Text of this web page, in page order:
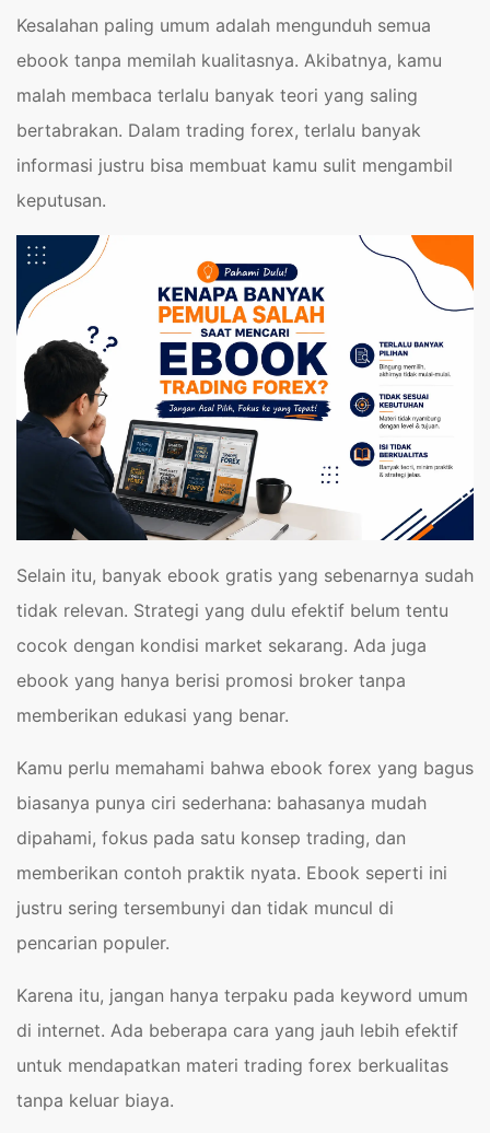
Kesalahan paling umum adalah mengunduh semua
ebook tanpa memilah kualitasnya. Akibatnya, kamu
malah membaca terlalu banyak teori yang saling
bertabrakan. Dalam trading forex, terlalu banyak
informasi justru bisa membuat kamu sulit mengambil
keputusan.
Selain itu, banyak ebook gratis yang sebenarnya sudah
tidak relevan. Strategi yang dulu efektif belum tentu
cocok dengan kondisi market sekarang. Ada juga
ebook yang hanya berisi promosi broker tanpa
memberikan edukasi yang benar.
Kamu perlu memahami bahwa ebook forex yang bagus
biasanya punya ciri sederhana: bahasanya mudah
dipahami, fokus pada satu konsep trading, dan
memberikan contoh praktik nyata. Ebook seperti ini
justru sering tersembunyi dan tidak muncul di
pencarian populer.
Karena itu, jangan hanya terpaku pada keyword umum
di internet. Ada beberapa cara yang jauh lebih efektif
untuk mendapatkan materi trading forex berkualitas
tanpa keluar biaya.